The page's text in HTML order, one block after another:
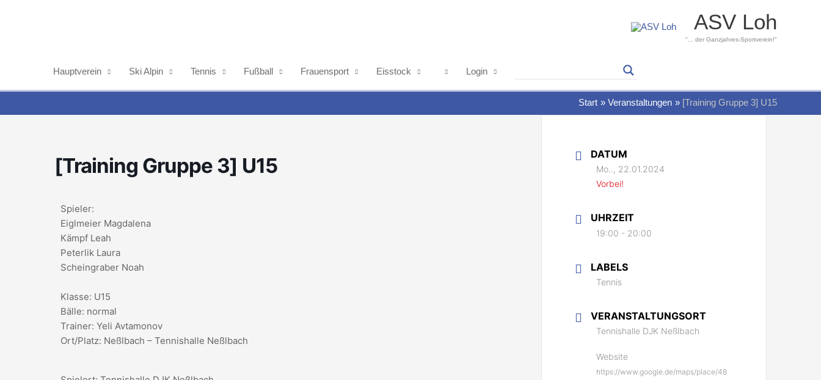
ASV Loh
"... der Ganzjahres-Sportverein!"
Hauptverein Ski Alpin Tennis Fußball Frauensport Eisstock Login
Start Veranstaltungen [Training Gruppe 3] U15
[Training Gruppe 3] U15
Spieler:
Eiglmeier Magdalena
Kämpf Leah
Peterlik Laura
Scheingraber Noah
Klasse: U15
Bälle: normal
Trainer: Yeli Avtamonov
Ort/Platz: Neßlbach – Tennishalle Neßlbach
DATUM
Mo.., 22.01.2024
Vorbei!
UHRZEIT
19:00 - 20:00
LABELS
Tennis
VERANSTALTUNGSORT
Tennishalle DJK Neßlbach
Website
https://www.google.de/maps/place/48